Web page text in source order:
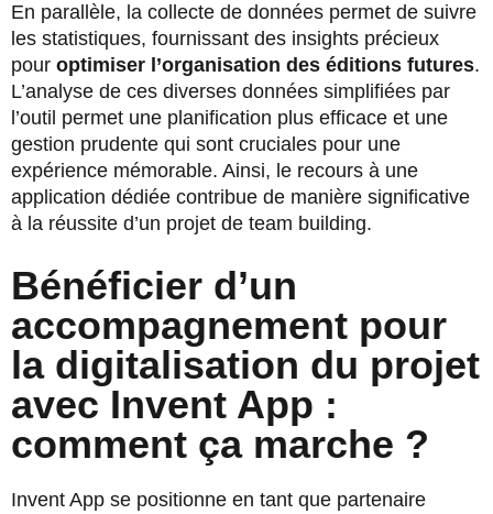
En parallèle, la collecte de données permet de suivre
les statistiques, fournissant des insights précieux
pour optimiser l’organisation des éditions futures.
L’analyse de ces diverses données simplifiées par
l’outil permet une planification plus efficace et une
gestion prudente qui sont cruciales pour une
expérience mémorable. Ainsi, le recours à une
application dédiée contribue de manière significative
à la réussite d’un projet de team building.
Bénéficier d’un
accompagnement pour
la digitalisation du projet
avec Invent App :
comment ça marche ?
Invent App se positionne en tant que partenaire